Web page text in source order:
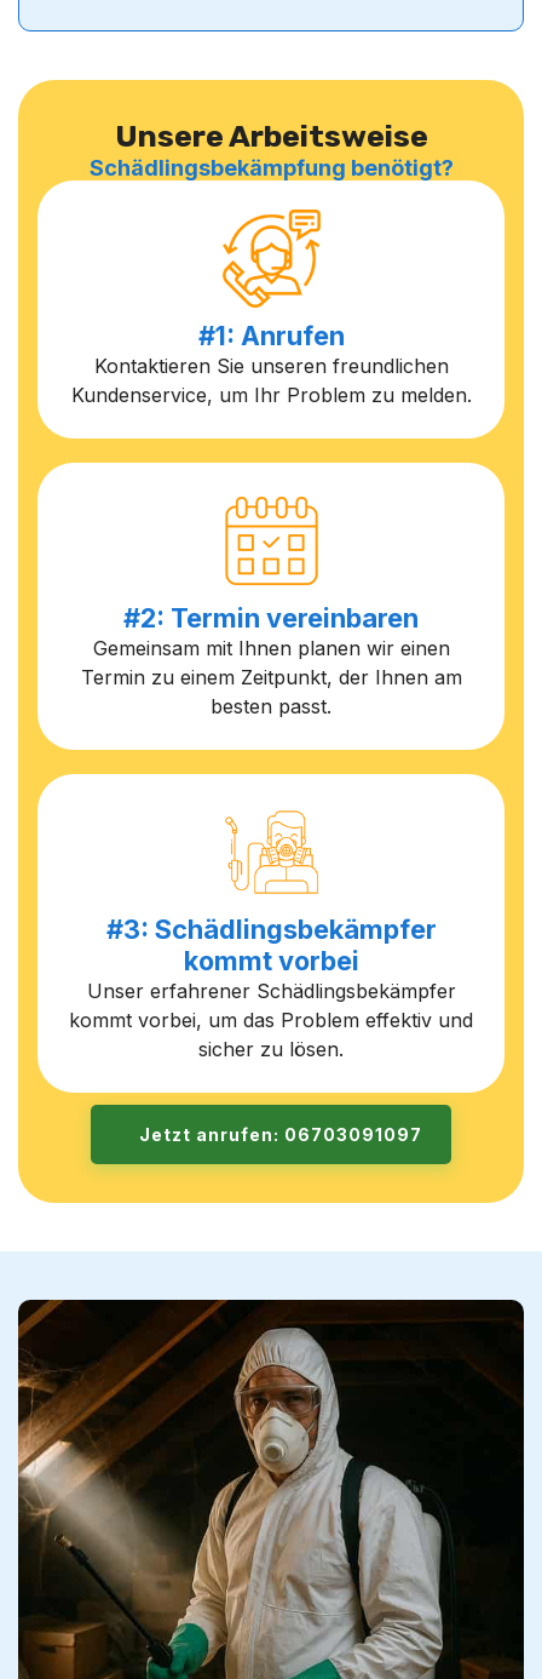
Unsere Arbeitsweise
Schädlingsbekämpfung benötigt?
#1: Anrufen
Kontaktieren Sie unseren freundlichen
Kundenservice, um Ihr Problem zu melden.
#2: Termin vereinbaren
Gemeinsam mit Ihnen planen wir einen
Termin zu einem Zeitpunkt, der Ihnen am
besten passt.
#3: Schädlingsbekämpfer
kommt vorbei
Unser erfahrener Schädlingsbekämpfer
kommt vorbei, um das Problem effektiv und
sicher zu lösen.
Jetzt anrufen: 06703091097